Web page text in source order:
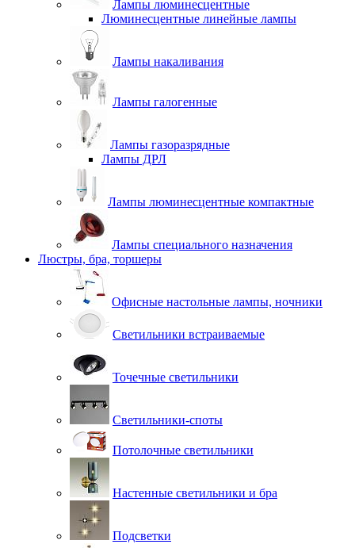
Лампы люминесцентные
Люминесцентные линейные лампы
Лампы накаливания
Лампы галогенные
Лампы газоразрядные
Лампы ДРЛ
Лампы люминесцентные компактные
Лампы специального назначения
Люстры, бра, торшеры
Офисные настольные лампы, ночники
Светильники встраиваемые
Точечные светильники
Светильники-споты
Потолочные светильники
Настенные светильники и бра
Подсветки